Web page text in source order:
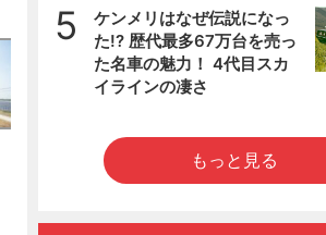
5
ケンメリはなぜ伝説になっ
た!? 歴代最多67万台を売っ
た名車の魅力！ 4代目スカ
イラインの凄さ
もっと見る